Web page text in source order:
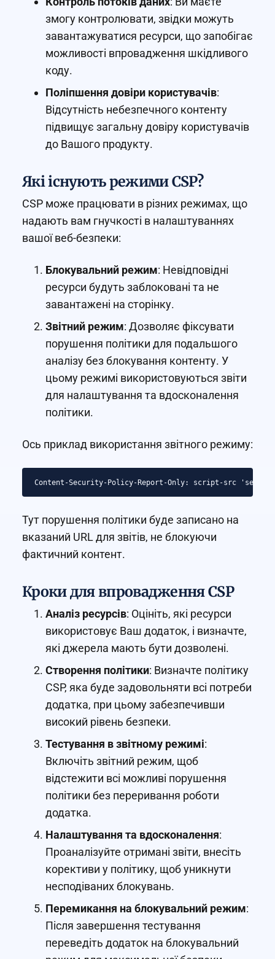
змогу контролювати, звідки можуть
завантажуватися ресурси, що запобігає
можливості впровадження шкідливого
коду.
Поліпшення довіри користувачів:
Відсутність небезпечного контенту
підвищує загальну довіру користувачів
до Вашого продукту.
Які існують режими CSP?
CSP може працювати в різних режимах, що
надають вам гнучкості в налаштуваннях
вашої веб-безпеки:
Блокувальний режим: Невідповідні
ресурси будуть заблоковані та не
завантажені на сторінку.
Звітний режим: Дозволяє фіксувати
порушення політики для подальшого
аналізу без блокування контенту. У
цьому режимі використовуються звіти
для налаштування та вдосконалення
політики.
Ось приклад використання звітного режиму:
Тут порушення політики буде записано на
вказаний URL для звітів, не блокуючи
фактичний контент.
Кроки для впровадження CSP
Аналіз ресурсів: Оцініть, які ресурси
використовує Ваш додаток, і визначте,
які джерела мають бути дозволені.
Створення політики: Визначте політику
CSP, яка буде задовольняти всі потреби
додатка, при цьому забезпечивши
високий рівень безпеки.
Тестування в звітному режимі:
Включіть звітний режим, щоб
відстежити всі можливі порушення
політики без переривання роботи
додатка.
Налаштування та вдосконалення:
Проаналізуйте отримані звіти, внесіть
корективи у політику, щоб уникнути
несподіваних блокувань.
Перемикання на блокувальний режим:
Після завершення тестування
переведіть додаток на блокувальний